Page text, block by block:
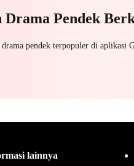
Drama Pendek
drama pendek terpopuler di aplikasi
lainnya